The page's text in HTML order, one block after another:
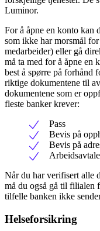
Luminor.
For å åpne en konto kan
som ikke har morsmål
medarbeider) eller gå
må ta med for å åpne en
best å spørre på forhånd
riktige dokumentene til
dokumentene som er
fleste banker krever:
Pass
Bevis på
Bevis på
Når du har verifisert alle
må du også gå til filialen
tilfelle banken ikke
Helseforsikring